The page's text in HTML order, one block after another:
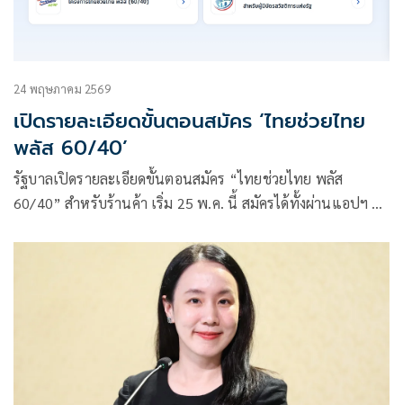
24 พฤษภาคม 2569
เปิดรายละเอียดขั้นตอนสมัคร ‘ไทยช่วยไทย
พลัส 60/40’
รัฐบาลเปิดรายละเอียดขั้นตอนสมัคร “ไทยช่วยไทย พลัส
60/40” สำหรับร้านค้า เริ่ม 25 พ.ค. นี้ สมัครได้ทั้งผ่านแอปฯ ถุง